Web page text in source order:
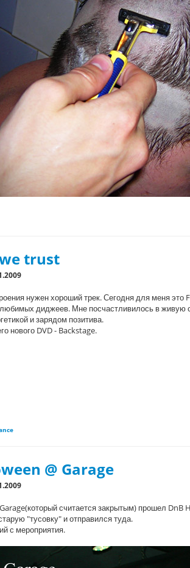
trust
нужен хороший трек. Сегодня для меня
диджеев. Мне посчастливилось в живую
и зарядом позитива.
нового DVD - Backstage.
@ Garage
считается закрытым) прошел
"тусовку" и отправился туда.
с мероприятия.